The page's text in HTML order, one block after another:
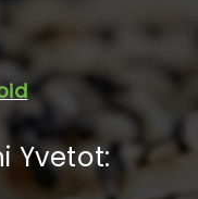
Yvetot: